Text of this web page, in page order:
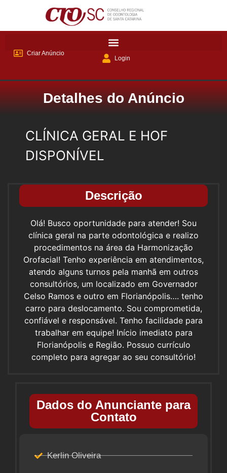
Criar Anúncio
Login
Detalhes do Anúncio
CLÍNICA GERAL E HOF
DISPONÍVEL
Descrição
Olá! Busco oportunidade para atender! Sou
clínica geral na parte odontológica e realizo
procedimentos na área da Harmonização
Orofacial! Tenho experiência em atendimentos,
atendo alguns turnos pela manhã em outros
consultórios, um localizado em Governador
Celso Ramos e outro em Florianópolis…. tenho
carro para deslocamento. Sou comprometida,
confiável e responsável. Tenho facilidade para
trabalhar em equipe! Início imediato para
Florianópolis e Região. Possuo currículo
completo para agregar ao seu consultório!
Dados do Anunciante para
Contato
Kerlin Oliveira